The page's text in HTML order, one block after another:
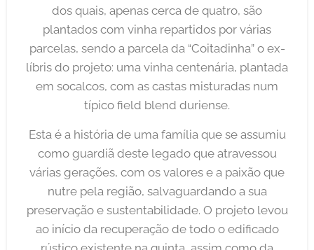
dos quais, apenas cerca de quatro, são
plantados com vinha repartidos por várias
parcelas, sendo a parcela da “Coitadinha” o ex-
líbris do projeto: uma vinha centenária, plantada
em socalcos, com as castas misturadas num
típico field blend duriense.
Esta é a história de uma família que se assumiu
como guardiã deste legado que atravessou
várias gerações, com os valores e a paixão que
nutre pela região, salvaguardando a sua
preservação e sustentabilidade. O projeto levou
ao início da recuperação de todo o edificado